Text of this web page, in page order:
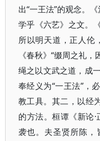
出“一王法”的观念。
学乎《六艺》之文。
所以明天道，正人伦
《春秋》“缀周之礼
绳之以文武之道，成
奉经义为“一王法”，
教工具。其二，以经
的方法。桓谭《新论
袭也。夫圣贤所陈